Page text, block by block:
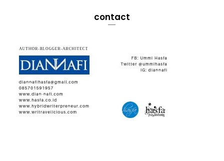
contact